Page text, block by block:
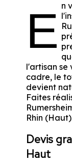
E n
l'artisan se
cadre, le
devient
Faites
Rhin (Haut)
Devis
Haut